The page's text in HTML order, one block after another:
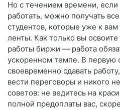
Но с течением времени, если
работать, можно получать
студентов, которые уже к
ленты. Как только вы
работы биржи — работа
ускоренном темпе. В первую
своевременно сдавать
вести переговоры и никого
советов: не ведитесь на
полной предоплаты вас,